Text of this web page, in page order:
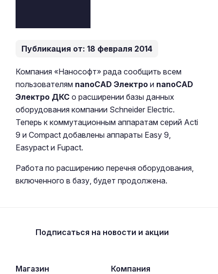
Публикация от: 18 февраля 2014
Компания «Нанософт» рада сообщить всем
пользователям nanoCAD Электро и nanoCAD
Электро ДКС о расширении базы данных
оборудования компании Schneider Electric.
Теперь к коммутационным аппаратам серий Acti
9 и Compact добавлены аппараты Easy 9,
Easypact и Fupact.
Работа по расширению перечня оборудования,
включенного в базу, будет продолжена.
Подписаться на новости и акции
Магазин Компания